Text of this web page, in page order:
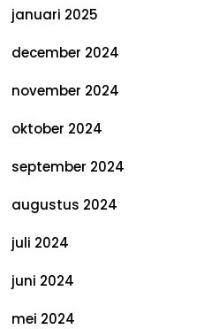
januari 2025
december 2024
november 2024
oktober 2024
september 2024
augustus 2024
juli 2024
juni 2024
mei 2024